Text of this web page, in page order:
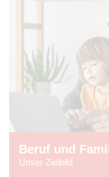
Beruf und
Unser Zielbild